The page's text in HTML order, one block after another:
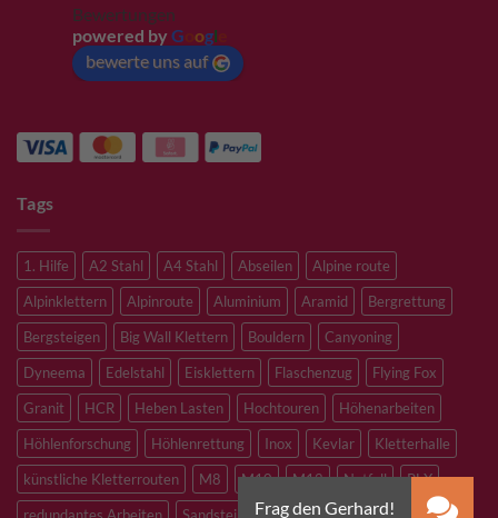
Bewertungen
powered by G ogl
bewerte uns auf
Tags
1. Hilfe A2 Stahl A4 Stahl Abseilen
Alpine route
Alpinklettern
Alpinroute Aluminium Aramid
Bergrettung
Bergsteigen
Big Wall Klettern Bouldern
Canyoning
Dyneema
Edelstahl Eisklettern Flaschenzug
Flying Fox
Granit
HCR Heben Lasten Hochtouren
Höhenarbeiten
Höhlenforschung
Höhlenrettung Inox Kevlar
Kletterhalle
künstliche Kletterrouten
M8 M10 M12 Notfall
PLX
redundantes Arbeiten
Sandstein Skitouren
Slacklining